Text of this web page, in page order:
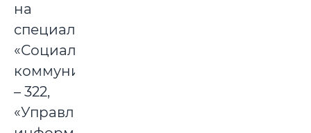
на
специальность
«Социальные
коммуникации»
– 322,
«Управление